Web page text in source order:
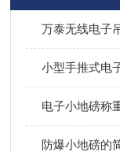
万泰无线电子
小型手推式电
电子小地磅称
防爆小地磅的